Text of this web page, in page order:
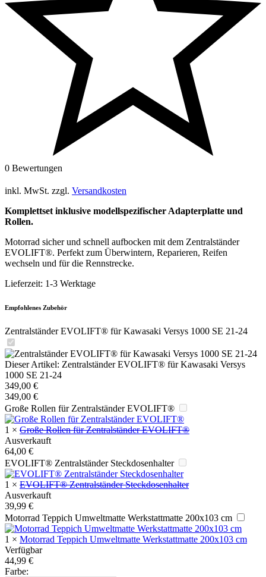
0 Bewertungen
inkl. MwSt. zzgl. Versandkosten
Komplettset inklusive modellspezifischer Adapterplatte und
Rollen.
Motorrad sicher und schnell aufbocken mit dem Zentralständer
EVOLIFT®. Perfekt zum Überwintern, Reparieren, Reifen
wechseln und für die Rennstrecke.
Lieferzeit: 1-3 Werktage
Empfohlenes Zubehör
Zentralständer EVOLIFT® für Kawasaki Versys 1000 SE 21-24
Dieser Artikel: Zentralständer EVOLIFT® für Kawasaki Versys
1000 SE 21-24
349,00 €
349,00 €
Große Rollen für Zentralständer EVOLIFT®
1 × Große Rollen für Zentralständer EVOLIFT®
Ausverkauft
64,00 €
EVOLIFT® Zentralständer Steckdosenhalter
1 × EVOLIFT® Zentralständer Steckdosenhalter
Ausverkauft
39,99 €
Motorrad Teppich Umweltmatte Werkstattmatte 200x103 cm
1 × Motorrad Teppich Umweltmatte Werkstattmatte 200x103 cm
Verfügbar
44,99 €
Farbe: